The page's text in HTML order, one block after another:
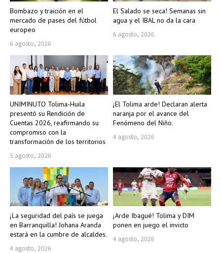
Bombazo y traición en el
mercado de pases del fútbol
europeo
6 agosto, 2026
El Salado se seca! Semanas sin
agua y el IBAL no da la cara
6 agosto, 2026
UNIMINUTO Tolima-Huila
presentó su Rendición de
Cuentas 2026, reafirmando su
compromiso con la
transformación de los territorios
5 agosto, 2026
¡El Tolima arde! Declaran alerta
naranja por el avance del
Fenómeno del Niño.
4 agosto, 2026
¡La seguridad del país se juega
en Barranquilla! Johana Aranda
estará en la cumbre de alcaldes.
4 agosto, 2026
¡Arde Ibagué! Tolima y DIM
ponen en juego el invicto
4 agosto, 2026